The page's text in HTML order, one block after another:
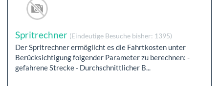
Spritrechner (Eindeutige Besuche bisher: 1395)
Der Spritrechner ermöglicht es die Fahrtkosten unter
Berücksichtigung folgender Parameter zu berechnen: -
gefahrene Strecke - Durchschnittlicher B...